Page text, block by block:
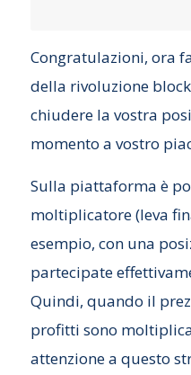
Congratulazioni, ora
della rivoluzione
chiudere la vostra
momento a vostro
Sulla piattaforma è
moltiplicatore (leva
esempio, con una
partecipate
Quindi, quando il
profitti sono
attenzione a questo